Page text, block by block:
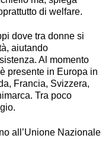
di welfare.
dove tra donne si
aiutando
Al momento
presente in Europa in
Francia, Svizzera,
Tra poco
all’Unione Nazionale